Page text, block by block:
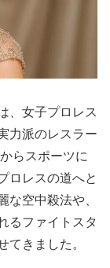
、女子プロレス
力派のレスラー
らスポーツに
ロレスの道へと
な空中殺法や、
るファイトスタ
てきました。